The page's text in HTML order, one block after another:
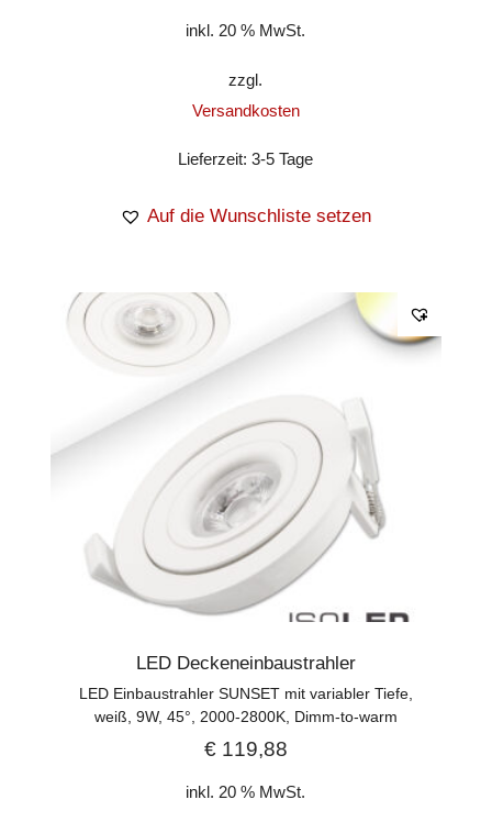
inkl. 20 % MwSt.
zzgl.
Versandkosten
Lieferzeit:3-5 Tage
Auf die Wunschliste setzen
LED Deckeneinbaustrahler
LED Einbaustrahler SUNSET mit variabler Tiefe,
weiß, 9W, 45°, 2000-2800K, Dimm-to-warm
€119,88
inkl. 20 % MwSt.